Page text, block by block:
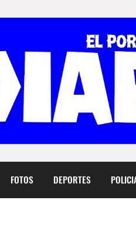
FOTOS DEPORTES